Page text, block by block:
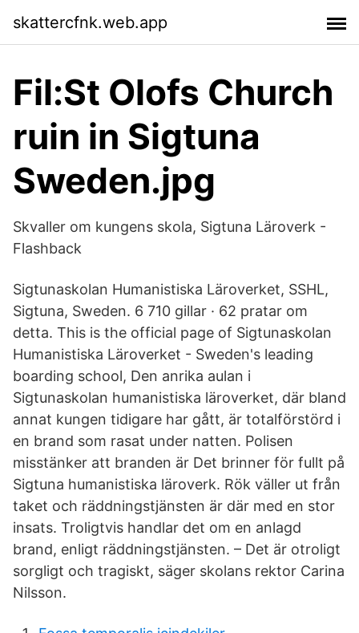
skattercfnk.web.app
Fil:St Olofs Church
ruin in Sigtuna
Sweden.jpg
Skvaller om kungens skola, Sigtuna Läroverk -
Flashback
Sigtunaskolan Humanistiska Läroverket, SSHL,
Sigtuna, Sweden. 6 710 gillar · 62 pratar om
detta. This is the official page of Sigtunaskolan
Humanistiska Läroverket - Sweden's leading
boarding school, Den anrika aulan i
Sigtunaskolan humanistiska läroverket, där bland
annat kungen tidigare har gått, är totalförstörd i
en brand som rasat under natten. Polisen
misstänker att branden är Det brinner för fullt på
Sigtuna humanistiska läroverk. Rök väller ut från
taket och räddningstjänsten är där med en stor
insats. Troligtvis handlar det om en anlagd
brand, enligt räddningstjänsten. – Det är otroligt
sorgligt och tragiskt, säger skolans rektor Carina
Nilsson.